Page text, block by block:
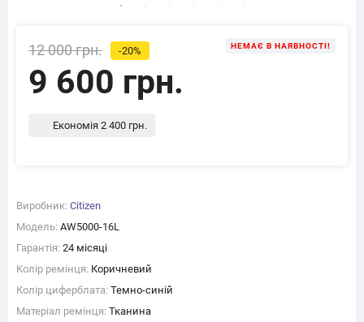
12 000 грн. -20%
9 600 грн.
НЕМАЄ В НАЯВНОСТІ!
Економія 2 400 грн.
Виробник: Citizen
Модель: AW5000-16L
Гарантія: 24 місяці
Колір ремінця: Коричневий
Колір циферблата: Темно-синій
Матеріал ремінця: Тканина